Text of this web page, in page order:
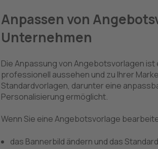
Anpassen von
Unternehmen
Die Anpassung von Angebotsvorlagen
professionell aussehen und zu Ihrer
Standardvorlagen, darunter eine
Personalisierung ermöglicht.
Wenn Sie eine Angebotsvorlage
das Bannerbild ändern und das